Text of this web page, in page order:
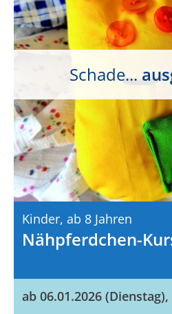
Schade...
Kinder, Ab 8 Jahren
Nähpferdchen-
ab 06.01.2026